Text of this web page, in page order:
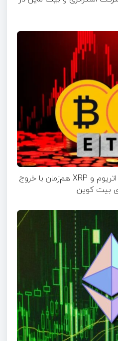
صعود قدرتمند صندوق‌های اتریوم و XRP هم‌زمان با خروج